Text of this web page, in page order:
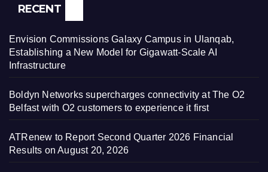
RECENT
Envision Commissions Galaxy Campus in Ulanqab,
Establishing a New Model for Gigawatt-Scale AI
Infrastructure
Boldyn Networks supercharges connectivity at The O2
Belfast with O2 customers to experience it first
ATRenew to Report Second Quarter 2026 Financial
Results on August 20, 2026